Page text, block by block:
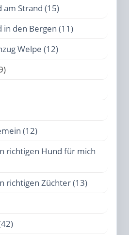
Strand (15)
den Bergen (11)
Welpe (12)
(12)
richtigen Hund für mich
richtigen Züchter (13)